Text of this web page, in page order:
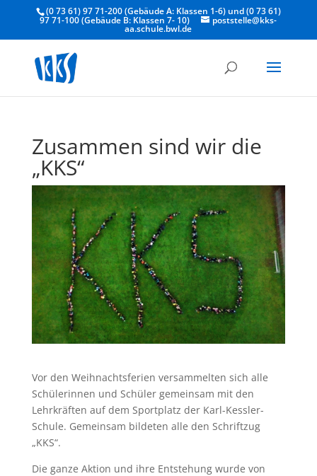
(0 73 61) 97 71-200 (Gebäude A: Klassen 1-6) und (0 73 61)
97 71-100 (Gebäude B: Klassen 7- 10) poststelle@kks-
aa.schule.bwl.de
Zusammen sind wir die
„KKS“
Vor den Weihnachtsferien versammelten sich alle
Schülerinnen und Schüler gemeinsam mit den
Lehrkräften auf dem Sportplatz der Karl-Kessler-
Schule. Gemeinsam bildeten alle den Schriftzug
„KKS“.
Die ganze Aktion und ihre Entstehung wurde von